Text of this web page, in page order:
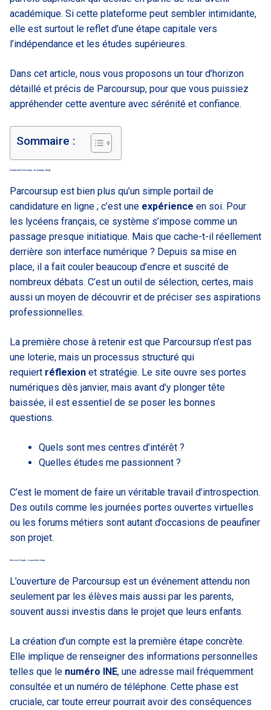
académique. Si cette plateforme peut sembler intimidante,
elle est surtout le reflet d’une étape capitale vers
l’indépendance et les études supérieures.
Dans cet article, nous vous proposons un tour d’horizon
détaillé et précis de Parcoursup, pour que vous puissiez
appréhender cette aventure avec sérénité et confiance.
Sommaire :
Comprendre Parcoursup : Un passage obligé
Parcoursup est bien plus qu’un simple portail de
candidature en ligne ; c’est une expérience en soi. Pour
les lycéens français, ce système s’impose comme un
passage presque initiatique. Mais que cache-t-il réellement
derrière son interface numérique ? Depuis sa mise en
place, il a fait couler beaucoup d’encre et suscité de
nombreux débats. C’est un outil de sélection, certes, mais
aussi un moyen de découvrir et de préciser ses aspirations
professionnelles.
La première chose à retenir est que Parcoursup n’est pas
une loterie, mais un processus structuré qui
requiert réflexion et stratégie. Le site ouvre ses portes
numériques dès janvier, mais avant d’y plonger tête
baissée, il est essentiel de se poser les bonnes
questions.
Quels sont mes centres d’intérêt ?
Quelles études me passionnent ?
C’est le moment de faire un véritable travail d’introspection.
Des outils comme les journées portes ouvertes virtuelles
ou les forums métiers sont autant d’occasions de peaufiner
son projet.
Créer son Compte : La première étape
L’ouverture de Parcoursup est un événement attendu non
seulement par les élèves mais aussi par les parents,
souvent aussi investis dans le projet que leurs enfants.
La création d’un compte est la première étape concrète.
Elle implique de renseigner des informations personnelles
telles que le numéro INE, une adresse mail fréquemment
consultée et un numéro de téléphone. Cette phase est
cruciale, car toute erreur pourrait avoir des conséquences